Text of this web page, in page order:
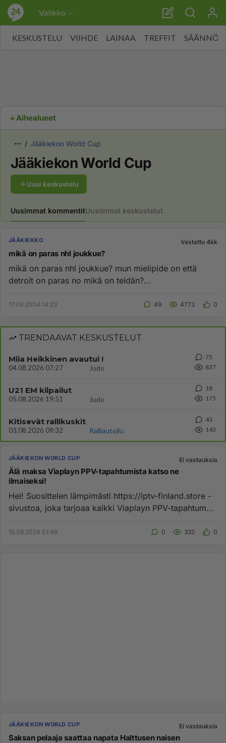
Valikko
KESKUSTELU VIIHDE LAINAA TREFFIT SÄÄNNÖT
Aihealueet
Jääkiekon World Cup
Jääkiekon World Cup
Uusi keskustelu
Uusimmat kommentitUusimmat keskustelut
JÄÄKIEKKO Vastattu 4kk
mikä on paras nhl joukkue?
mikä on paras nhl joukkue? mun mielipide on että
detroit on paras no mikä on teidän?...
17.09.2004 14:23 49 4773 0
TRENDAAVAT KESKUSTELUT
Miia Heikkinen avautui !
04.08.2026 07:27 Judo
75
837
U21 EM kilpailut
05.08.2026 19:51 Judo
18
175
Kitisevät rallikuskit
03.08.2026 09:32 Ralliautoilu
43
143
JÄÄKIEKON WORLD CUP Ei vastauksia
Älä maksa Viaplayn PPV-tapahtumista katso ne
ilmaiseksi!
Hei! Suosittelen lämpimästi https://iptv-finland.store -
sivustoa, joka tarjoaa kaikki Viaplayn PPV-tapahtumat
19.08.2024 01:48 0 332 0
JÄÄKIEKON WORLD CUP Ei vastauksia
Saksan pelaaja saattaa napata Halttusen naisen